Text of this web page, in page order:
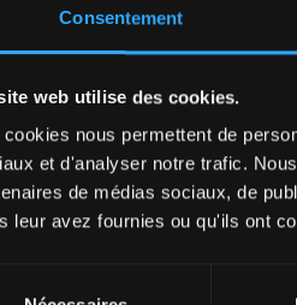
Consentement
web utilise des cookies.
cookies nous permettent de
et d'analyser notre trafic.
de médias sociaux, de
leur avez fournies ou qu'ils ont
les Pièces
McCormick